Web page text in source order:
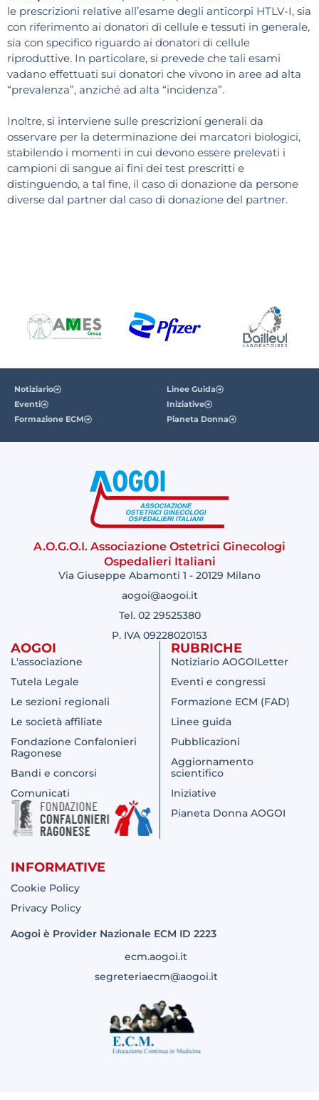
le prescrizioni relative all’esame degli anticorpi HTLV-I, sia
con riferimento ai donatori di cellule e tessuti in generale,
sia con specifico riguardo ai donatori di cellule
riproduttive. In particolare, si prevede che tali esami
vadano effettuati sui donatori che vivono in aree ad alta
“prevalenza”, anziché ad alta “incidenza”.
Inoltre, si interviene sulle prescrizioni generali da
osservare per la determinazione dei marcatori biologici,
stabilendo i momenti in cui devono essere prelevati i
campioni di sangue ai fini dei test prescritti e
distinguendo, a tal fine, il caso di donazione da persone
diverse dal partner dal caso di donazione del partner.
Notiziario
Eventi
Formazione ECM
Linee Guida
Iniziative
Pianeta Donna
A.O.G.O.I. Associazione Ostetrici Ginecologi
Ospedalieri Italiani
Via Giuseppe Abamonti 1 - 20129 Milano
aogoi@aogoi.it
Tel. 02 29525380
P. IVA 09228020153
AOGOI
L'associazione
Tutela Legale
Le sezioni regionali
Le società affiliate
Fondazione Confalonieri
Ragonese
Bandi e concorsi
Comunicati
RUBRICHE
Notiziario AOGOILetter
Eventi e congressi
Formazione ECM (FAD)
Linee guida
Pubblicazioni
Aggiornamento
scientifico
Iniziative
Pianeta Donna AOGOI
INFORMATIVE
Cookie Policy
Privacy Policy
Aogoi è Provider Nazionale ECM ID 2223
ecm.aogoi.it
segreteriaecm@aogoi.it